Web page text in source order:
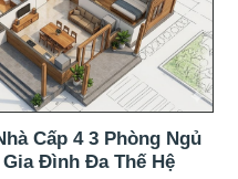
Cấp 4 3 Phòng Ngủ
Đình Đa Thế Hệ